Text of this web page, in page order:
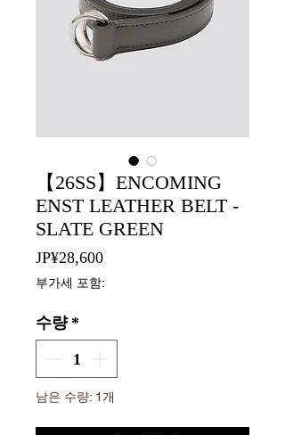
【26SS】ENCOMING
ENST LEATHER BELT -
SLATE GREEN
JP¥28,600가
격
부가세 포함:
수량 *
남은 수량: 1개